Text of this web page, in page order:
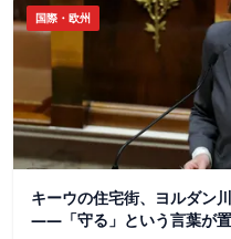
国際・欧州
キーウの住宅街、ヨルダン
——「守る」という言葉が